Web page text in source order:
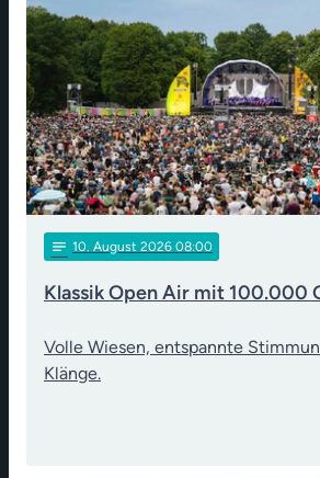
notes 10. August 2026 08:00
Klassik Open Air mit 100.000
Volle Wiesen, entspannte
Klänge.